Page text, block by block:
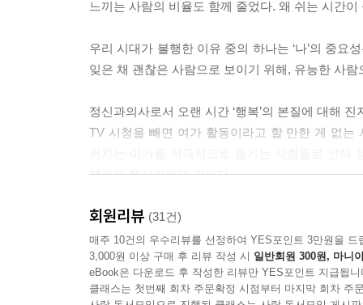
태도, 기본적인 감정선, 충동이나 감정에 대한 조
--- p.156
동이 바로 오티움이다. 그렇게 보면 오티움은 일
고 하더라도 오티움이 있는 사람들은 오티움 활
느끼는 사람의 비율도 함께 줄었다. 왜 쉬는 시간
우리 시대가 불행한 이유 중의 하나는 ‘나’의 중
잊은 채 괜찮은 사람으로 보이기 위해, 유능한 사
정신과의사로서 오랜 시간 ‘행복’의 본질에 대해
TV 시청을 빼면 여가 활동이라고 할 만한 게 없
행복의 핵심이었던 것이다.
저자는 ‘내적 기쁨을 주는 능동적 여가 활동’을 한
우리가 일반적으로 생각하는 취미의 개념을 뛰어
자체로 즐거움을 느끼고, 꾸준히 하며, 점차 깊
순간에 행복한 사람들의 비밀은 나만의 오티움을
회원리뷰 (31건)
매주 10건의 우수리뷰를 선정하여 YES포인트 3만원을 드
3,000원 이상 구매 후 리뷰 작성 시 일반회원 300원, 마니
eBook은 다운로드 후 작성한 리뷰만 YES포인트 지급됩니
클래스는 첫번째 회차 주문확정 시점부터 마지막 회차 주